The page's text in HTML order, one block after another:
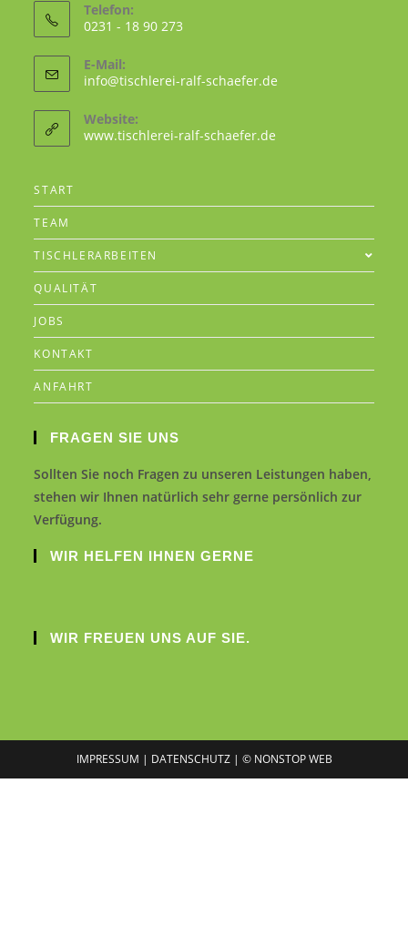
Telefon:
0231 - 18 90 273
E-Mail:
info@tischlerei-ralf-schaefer.de
Website:
www.tischlerei-ralf-schaefer.de
START
TEAM
TISCHLERARBEITEN
QUALITÄT
JOBS
KONTAKT
ANFAHRT
FRAGEN SIE UNS
Sollten Sie noch Fragen zu unseren Leistungen haben,
stehen wir Ihnen natürlich sehr gerne persönlich zur
Verfügung.
WIR HELFEN IHNEN GERNE
WIR FREUEN UNS AUF SIE.
IMPRESSUM | DATENSCHUTZ | © NONSTOP WEB